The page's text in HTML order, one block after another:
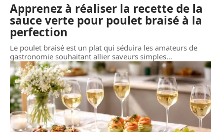
Apprenez à réaliser la recette de la
sauce verte pour poulet braisé à la
perfection
Le poulet braisé est un plat qui séduira les amateurs de
gastronomie souhaitant allier saveurs simples…